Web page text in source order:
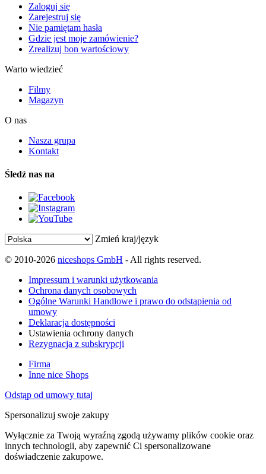
Zaloguj się
Zarejestruj się
Nie pamiętam hasła
Gdzie jest moje zamówienie?
Zrealizuj bon wartościowy
Warto wiedzieć
Filmy
Magazyn
O nas
Nasza grupa
Kontakt
Śledź nas na
Zmień kraj/język
© 2010-2026 niceshops GmbH - All rights reserved.
Impressum i warunki użytkowania
Ochrona danych osobowych
Ogólne Warunki Handlowe i prawo do odstąpienia od
umowy
Deklaracja dostępności
Ustawienia ochrony danych
Rezygnacja z subskrypcji
Firma
Inne nice Shops
Odstąp od umowy tutaj
Spersonalizuj swoje zakupy
Wyłącznie za Twoją wyraźną zgodą używamy plików cookie oraz
innych technologii, aby zapewnić Ci spersonalizowane
doświadczenie zakupowe.